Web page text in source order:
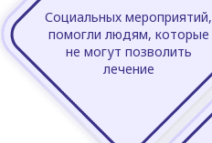
Социальных мероприятий,
помогли людям, которые
не могут позволить
лечение